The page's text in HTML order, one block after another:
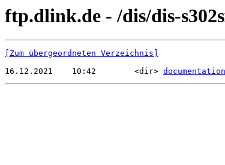
ftp.dlink.de - /dis/dis-
[Zum übergeordneten Verzeichnis]
16.12.2021    10:42        <dir> documentation